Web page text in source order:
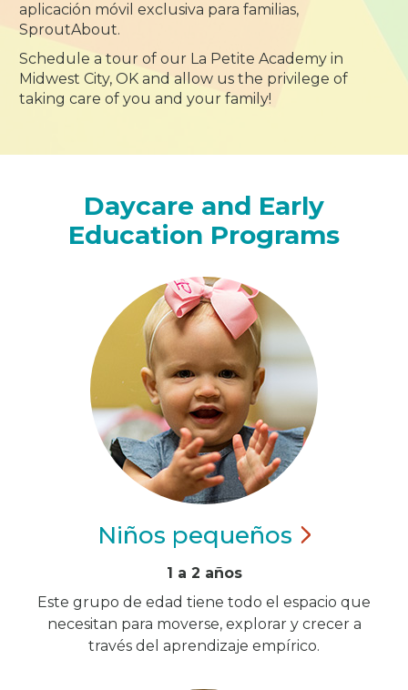
aplicación móvil exclusiva para familias,
SproutAbout.
Schedule a tour of our La Petite Academy in
Midwest City, OK and allow us the privilege of
taking care of you and your family!
Daycare and Early
Education Programs
Niños pequeños
1 a 2 años
Este grupo de edad tiene todo el espacio que
necesitan para moverse, explorar y crecer a
través del aprendizaje empírico.